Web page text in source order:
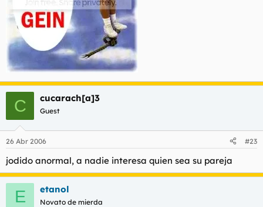
C cucarach[a]3
Guest
26 Abr 2006 #23
jodido anormal, a nadie interesa quien sea su pareja
E etanol
Novato de mierda